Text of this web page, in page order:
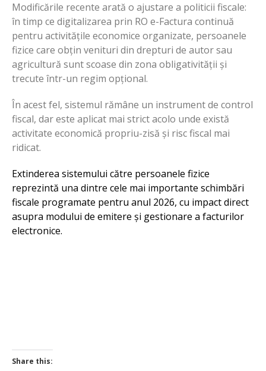
Modificările recente arată o ajustare a politicii fiscale:
în timp ce digitalizarea prin RO e-Factura continuă
pentru activitățile economice organizate, persoanele
fizice care obțin venituri din drepturi de autor sau
agricultură sunt scoase din zona obligativității și
trecute într-un regim opțional.
În acest fel, sistemul rămâne un instrument de control
fiscal, dar este aplicat mai strict acolo unde există
activitate economică propriu-zisă și risc fiscal mai
ridicat.
Extinderea sistemului către persoanele fizice
reprezintă una dintre cele mai importante schimbări
fiscale programate pentru anul 2026, cu impact direct
asupra modului de emitere și gestionare a facturilor
electronice.
Share this: